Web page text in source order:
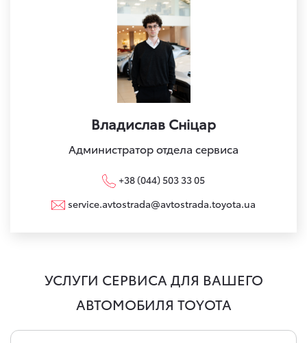
Владислав Сніцар
Администратор отдела сервиса
+38 (044) 503 33 05
service.avtostrada@avtostrada.toyota.ua
УСЛУГИ СЕРВИСА ДЛЯ ВАШЕГО
АВТОМОБИЛЯ TOYOTA